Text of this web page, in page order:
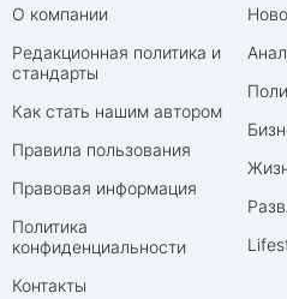
О компании
Редакционная политика и
стандарты
Как стать нашим автором
Правила пользования
Правовая информация
Политика
конфиденциальности
Контакты